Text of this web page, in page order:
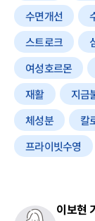
수면개선
스트로크
여성호르몬
재활
지금
체성분
칼
프라이빗수영
이보현